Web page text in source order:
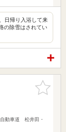
日帰り入浴して来
の除雪はされてい
お気に入
りに追加
動車道 松井田・